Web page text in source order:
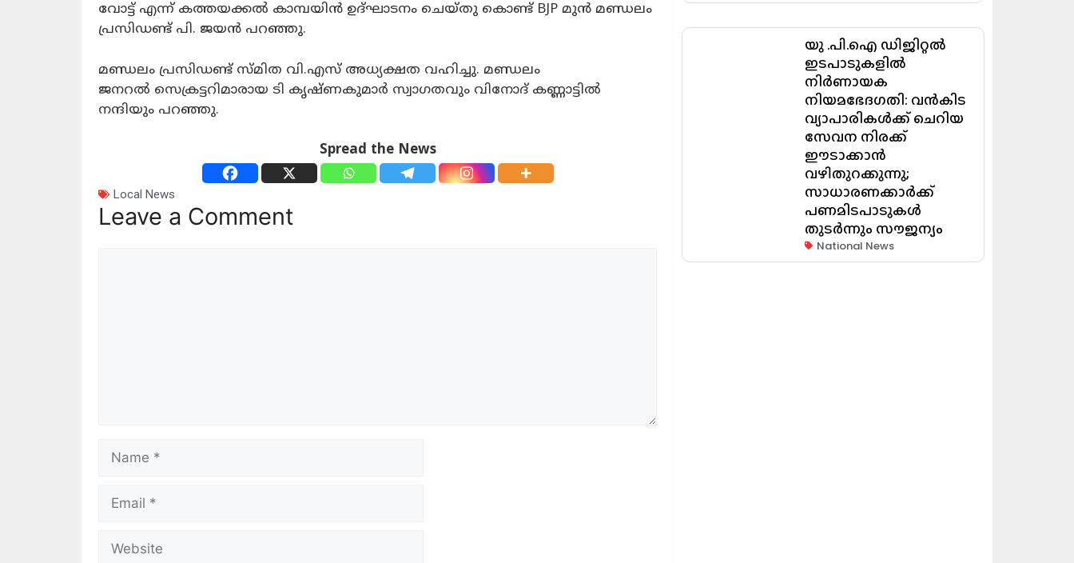
വോട്ട് എന്ന് കത്തയക്കൽ കാമ്പയിൻ ഉദ്ഘാടനം ചെയ്തു കൊണ്ട് BJP മുൻ മണ്ഡലം
പ്രസിഡണ്ട് പി. ജയൻ പറഞ്ഞു.
മണ്ഡലം പ്രസിഡണ്ട് സ്മിത വി.എസ് അധ്യക്ഷത വഹിച്ചു. മണ്ഡലം
ജനറൽ സെക്രട്ടറിമാരായ ടി കൃഷ്ണകുമാർ സ്വാഗതവും വിനോദ് കണ്ണാട്ടിൽ
നന്ദിയും പറഞ്ഞു.
Spread the News
Local News
Leave a Comment
യു .പി.ഐ ഡിജിറ്റൽ
ഇടപാടുകളിൽ
നിർണായക
നിയമഭേദഗതി: വൻകിട
വ്യാപാരികൾക്ക് ചെറിയ
സേവന നിരക്ക്
ഈടാക്കാൻ
വഴിതുറക്കുന്നു;
സാധാരണക്കാർക്ക്
പണമിടപാടുകൾ
തുടർന്നും സൗജന്യം
National News